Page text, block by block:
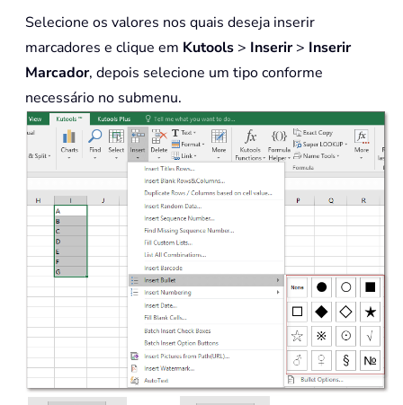
Selecione os valores nos quais deseja inserir
marcadores e clique em Kutools > Inserir> Inserir
Marcador, depois selecione um tipo conforme
necessário no submenu.